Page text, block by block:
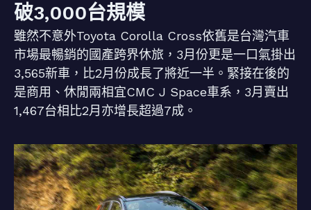
破3,000台規模
雖然不意外Toyota Corolla Cross依舊是台灣汽車
市場最暢銷的國產跨界休旅，3月份更是一口氣掛出
3,565新車，比2月份成長了將近一半。緊接在後的
是商用、休閒兩相宜CMC J Space車系，3月賣出
1,467台相比2月亦增長超過7成。